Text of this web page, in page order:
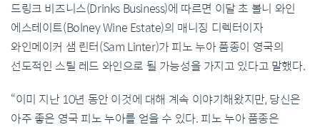
드링크 비즈니스(Drinks Business)에 따르면 이달 초 볼니 와인
에스테이트(Bolney Wine Estate)의 매니징 디렉터이자
와인메이커 샘 린터(Sam Linter)가피노 누아품종이 영국의
선도적인 스틸 레드 와인으로 될 가능성을 가지고 있다고 말했다.
“이미 지난 10년 동안 이것에 대해 계속 이야기해왔지만, 당신은
아주좋은 영국 피노 누아를 얻을 수 있다. 피노누아품종은